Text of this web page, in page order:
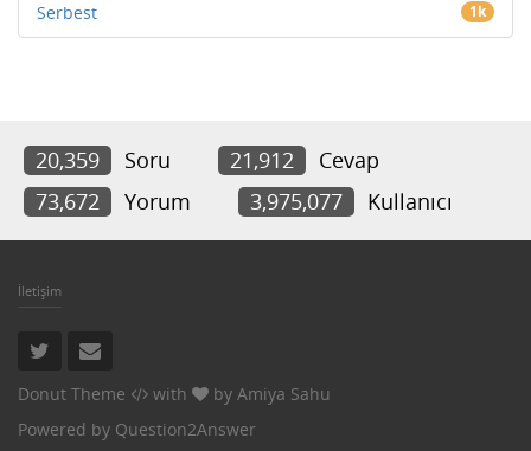
Serbest 1k
20,359 Soru 21,912
Cevap
73,672
Yorum 3,975,077 Kullanıcı
İletişim
Donut Theme with by Amiya Sahu
Powered by Question2Answer